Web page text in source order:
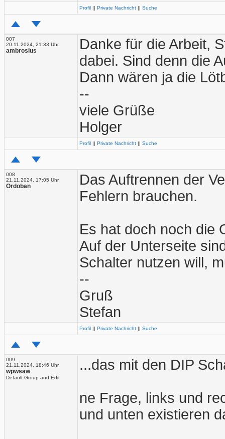
Profil || Private Nachricht || Suche
007
20.11.2024, 21:33 Uhr
ambrosius
Danke für die Arbeit,
dabei. Sind denn die
Dann wären ja die
--
viele Grüße
Holger
Profil || Private Nachricht || Suche
008
21.11.2024, 17:05 Uhr
Ordoban
Das Auftrennen der
Fehlern brauchen.
Es hat doch noch die
Auf der Unterseite
Schalter nutzen will,
--
Gruß
Stefan
Profil || Private Nachricht || Suche
009
21.11.2024, 18:46 Uhr
wpwsaw
Default Group and Edit
...das mit den DIP
ne Frage, links und
und unten existieren